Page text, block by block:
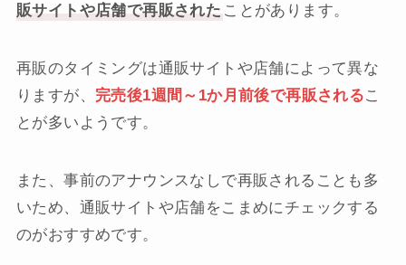
販サイトや店舗で再販された ことがあります。
再販のタイミングは通販サイトや店舗によって異な
りますが、 完売後1週間～1か月前後で再販されるこ
とが多いようです。
また、事前のアナウンスなしで再販されることも多
いため、通販サイトや店舗をこまめにチェックする
のがおすすめです。